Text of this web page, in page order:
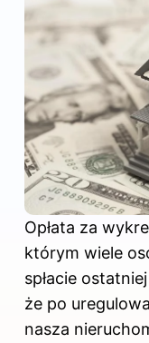
Opłata za
którym wiele
spłacie
że po
nasza